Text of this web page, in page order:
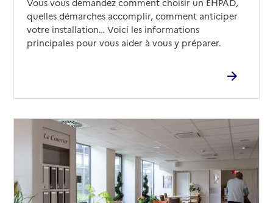
Vous vous demandez comment choisir un EHPAD,
quelles démarches accomplir, comment anticiper
votre installation… Voici les informations
principales pour vous aider à vous y préparer.